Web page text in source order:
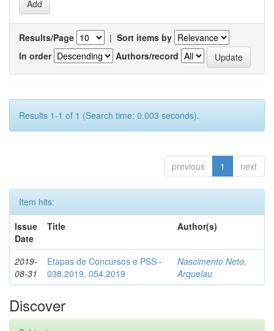
Results/Page | Sort items by
In order
Authors/record
Results 1-1 of 1 (Search time: 0.003 seconds).
previous 1 next
Item hits:
Issue
Date
Title Author(s)
2019-
08-31
Etapas de Concursos e PSS -
038.2019, 054.2019
Nascimento Neto,
Arquelau
Discover